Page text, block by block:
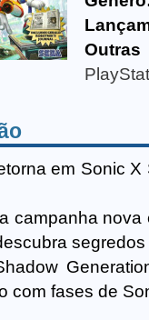
em Sonic
campanha nova
com fases de